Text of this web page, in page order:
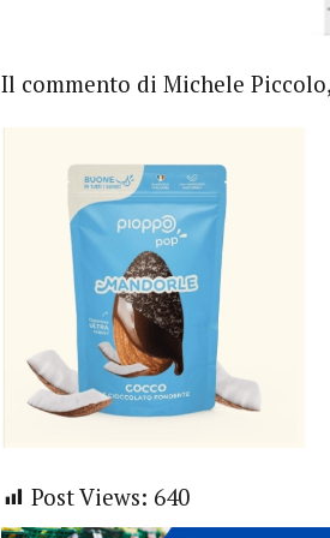
Il commento di Michele
Post Views: 640